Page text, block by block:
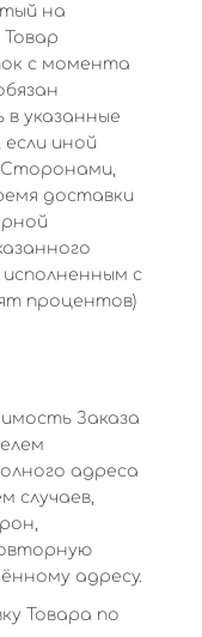
на
с момента
указанные
иной
Сторонами,
доставки
с
процентов)
Заказа
адреса
случаев,
адресу.
Товара по